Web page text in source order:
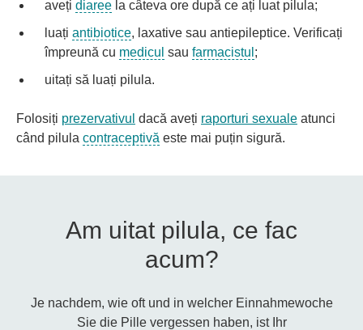
aveți diaree la câteva ore după ce ați luat pilula;
luați antibiotice, laxative sau antiepileptice. Verificați
împreună cu medicul sau farmacistul ;
uitați să luați pilula.
Folosiți prezervativul dacă aveți raporturi sexuale atunci
când pilula contraceptivă este mai puțin sigură.
Am uitat pilula, ce fac
acum?
Je nachdem, wie oft und in welcher Einnahmewoche
Sie die Pille vergessen haben, ist Ihr